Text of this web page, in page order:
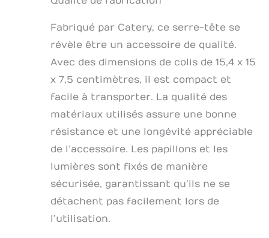
Fabriqué par Catery, ce serre-tête se
révèle être un accessoire de qualité.
Avec des dimensions de colis de 15,4 x 15
x 7,5 centimètres, il est compact et
facile à transporter. La qualité des
matériaux utilisés assure une bonne
résistance et une longévité appréciable
de l’accessoire. Les papillons et les
lumières sont fixés de manière
sécurisée, garantissant qu’ils ne se
détachent pas facilement lors de
l’utilisation.